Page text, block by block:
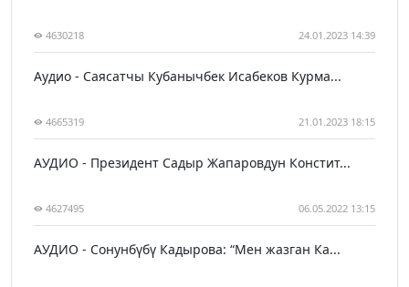
4630218 24.01.2023 14:39
Аудио - Саясатчы Кубанычбек Исабеков Курма...
4665319 21.01.2023 18:15
АУДИО - Президент Садыр Жапаровдун Констит...
4627495 06.05.2022 13:15
АУДИО - Сонунбүбү Кадырова: “Мен жазган Ка...